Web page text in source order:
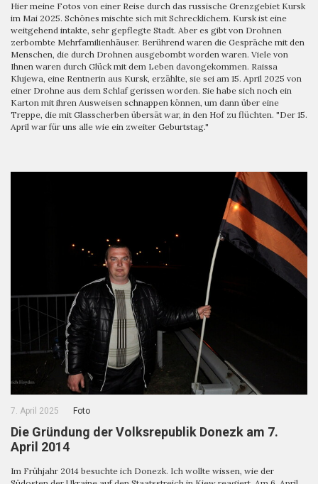
Hier meine Fotos von einer Reise durch das russische Grenzgebiet Kursk
im Mai 2025. Schönes mischte sich mit Schrecklichem. Kursk ist eine
weitgehend intakte, sehr gepflegte Stadt. Aber es gibt von Drohnen
zerbombte Mehrfamilienhäuser. Berührend waren die Gespräche mit den
Menschen, die durch Drohnen ausgebombt worden waren. Viele von
Ihnen waren durch Glück mit dem Leben davongekommen. Raissa
Klujewa, eine Rentnerin aus Kursk, erzählte, sie sei am 15. April 2025 von
einer Drohne aus dem Schlaf gerissen worden. Sie habe sich noch ein
Karton mit ihren Ausweisen schnappen können, um dann über eine
Treppe, die mit Glasscherben übersät war, in den Hof zu flüchten. "Der 15.
April war für uns alle wie ein zweiter Geburtstag."
7. April 2025 Foto
Die Gründung der Volksrepublik Donezk am 7.
April 2014
Im Frühjahr 2014 besuchte ich Donezk. Ich wollte wissen, wie der